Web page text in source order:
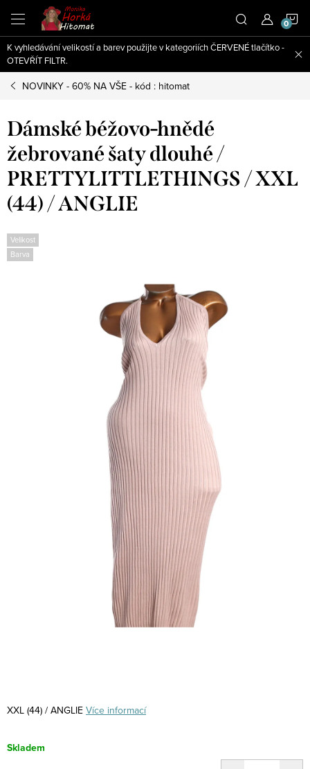
obsah
K vyhledávání velikostí a barev použijte v kategoriích ČERVENÉ tlačítko -
OTEVŘÍT FILTR.
NOVINKY - 60% NA VŠE - kód : hitomat
Dámské béžovo-hnědé
žebrované šaty dlouhé /
PRETTYLITTLETHINGS / XXL
(44) / ANGLIE
Velikost
Barva
XXL (44) / ANGLIE Více informací
Skladem